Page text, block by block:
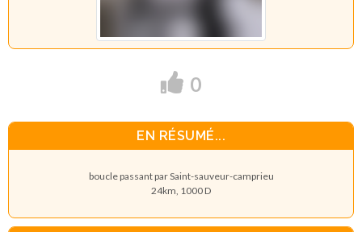
0
EN RÉSUMÉ...
boucle passant par Saint-sauveur-camprieu
24km, 1000 D